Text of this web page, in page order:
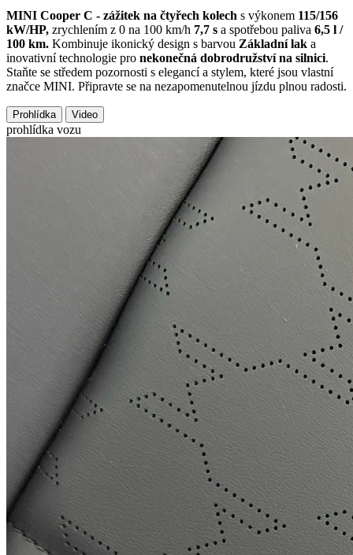
MINI Cooper C - zážitek na čtyřech kolech s výkonem 115/156
kW/HP, zrychlením z 0 na 100 km/h 7,7 s a spotřebou paliva 6,5 l /
100 km. Kombinuje ikonický design s barvou Základní lak a
inovativní technologie pro nekonečná dobrodružství na silnici.
Staňte se středem pozornosti s elegancí a stylem, které jsou vlastní
značce MINI. Připravte se na nezapomenutelnou jízdu plnou radosti.
Prohlídka Video
prohlídka vozu